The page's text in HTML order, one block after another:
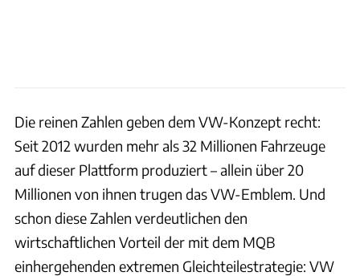
Die reinen Zahlen geben dem VW-Konzept recht:
Seit 2012 wurden mehr als 32 Millionen Fahrzeuge
auf dieser Plattform produziert – allein über 20
Millionen von ihnen trugen das VW-Emblem. Und
schon diese Zahlen verdeutlichen den
wirtschaftlichen Vorteil der mit dem MQB
einhergehenden extremen Gleichteilestrategie: VW